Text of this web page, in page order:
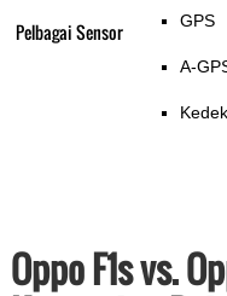
Pelbagai Sensor GPS
A-
Oppo F1s vs.